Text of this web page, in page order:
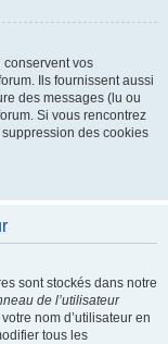
vos
Ils fournissent aussi
des messages (lu ou
Si vous rencontrez
des cookies
sont stockés dans notre
de l’utilisateur
nom d’utilisateur en
tous les